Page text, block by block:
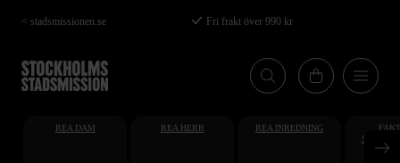
Hoppa
till
huvudinnehåll
< stadsmissionen.se Fri frakt över 990 kr
REA DAM REA HERR REA INREDNING